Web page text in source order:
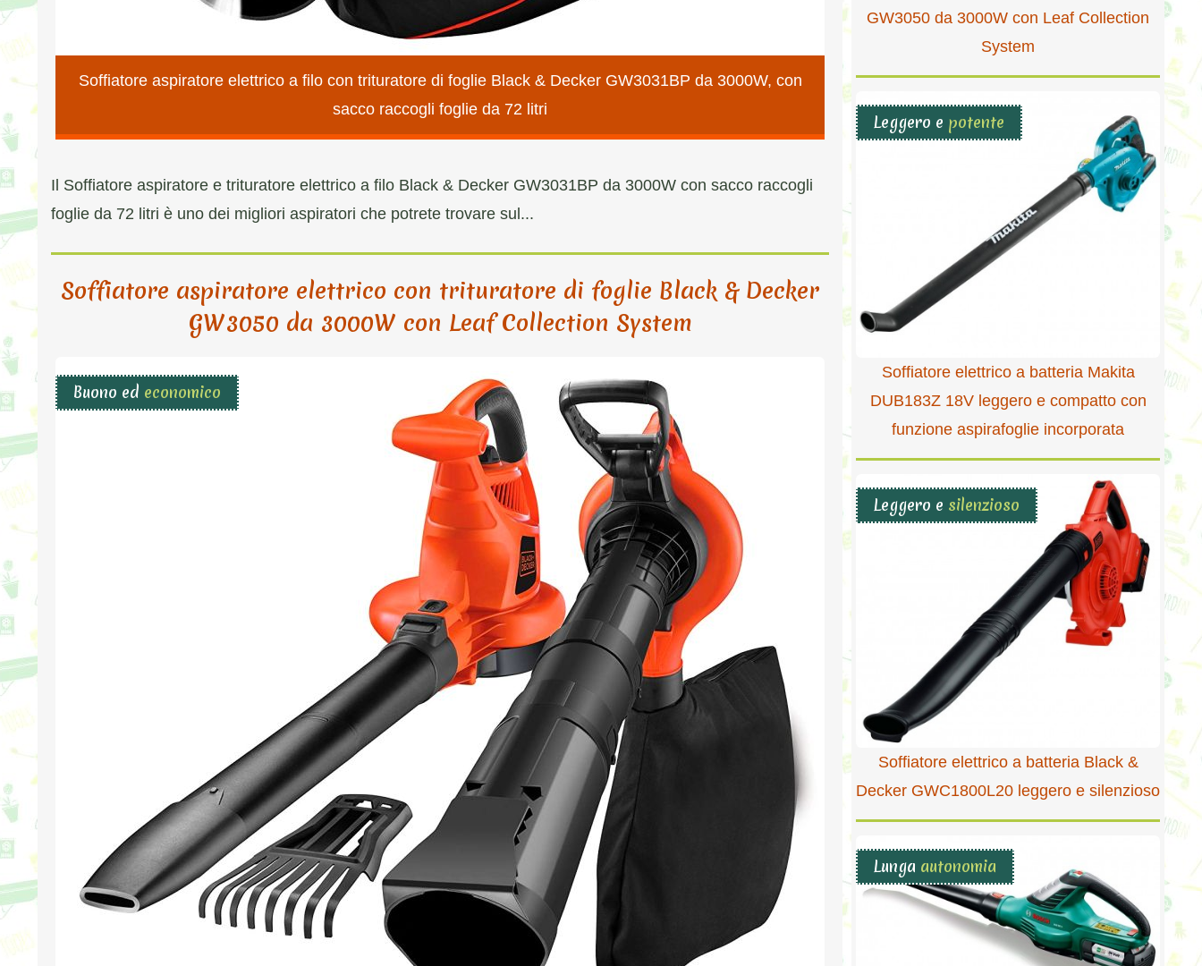
Soffiatore aspiratore elettrico a filo con trituratore di foglie Black & Decker GW3031BP da 3000W, con
sacco raccogli foglie da 72 litri
Il Soffiatore aspiratore e trituratore elettrico a filo Black & Decker GW3031BP da 3000W con sacco raccogli
foglie da 72 litri è uno dei migliori aspiratori che potrete trovare sul...
Soffiatore aspiratore elettrico con trituratore di foglie Black & Decker
GW3050 da 3000W con Leaf Collection System
Buono ed economico
GW3050 da 3000W con Leaf Collection
System
Leggero e potente
Soffiatore elettrico a batteria Makita
DUB183Z 18V leggero e compatto con
funzione aspirafoglie incorporata
Leggero e silenzioso
Soffiatore elettrico a batteria Black &
Decker GWC1800L20 leggero e silenzioso
Lunga autonomia